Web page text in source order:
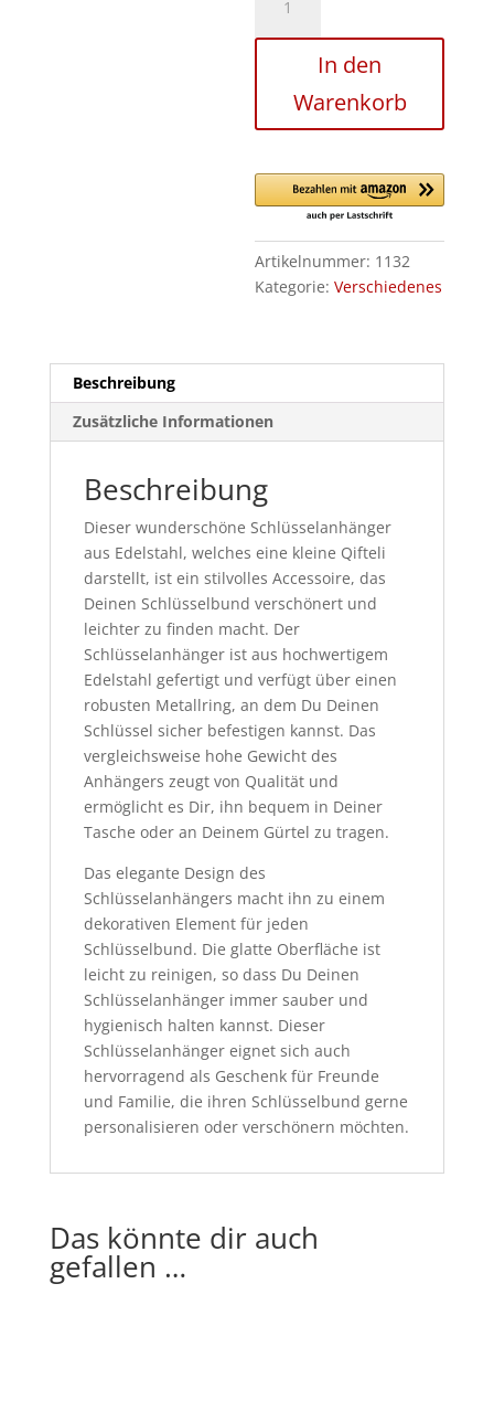
Qifteli
Menge
In den
Warenkorb
Artikelnummer: 1132
Kategorie:Verschiedenes
Beschreibung
Zusätzliche Informationen
Beschreibung
Dieser wunderschöne Schlüsselanhänger
aus Edelstahl, welches eine kleine Qifteli
darstellt, ist ein stilvolles Accessoire, das
Deinen Schlüsselbund verschönert und
leichter zu finden macht. Der
Schlüsselanhänger ist aus hochwertigem
Edelstahl gefertigt und verfügt über einen
robusten Metallring, an dem Du Deinen
Schlüssel sicher befestigen kannst. Das
vergleichsweise hohe Gewicht des
Anhängers zeugt von Qualität und
ermöglicht es Dir, ihn bequem in Deiner
Tasche oder an Deinem Gürtel zu tragen.
Das elegante Design des
Schlüsselanhängers macht ihn zu einem
dekorativen Element für jeden
Schlüsselbund. Die glatte Oberfläche ist
leicht zu reinigen, so dass Du Deinen
Schlüsselanhänger immer sauber und
hygienisch halten kannst. Dieser
Schlüsselanhänger eignet sich auch
hervorragend als Geschenk für Freunde
und Familie, die ihren Schlüsselbund gerne
personalisieren oder verschönern möchten.
Das könnte dir auch
gefallen …